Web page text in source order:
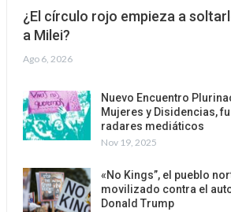
¿El círculo rojo empieza a
a Milei?
Ago 6, 2026
Nuevo Encuentro
Mujeres y Disidencias,
radares mediáticos
Nov 19, 2025
«No Kings”, el pueblo
movilizado contra el
Donald Trump